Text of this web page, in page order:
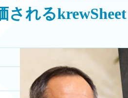
されるkrewSheet